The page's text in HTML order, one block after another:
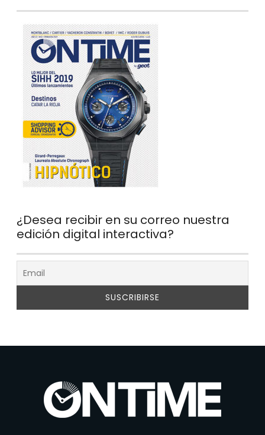
¿Desea recibir en su correo nuestra
edición digital interactiva?